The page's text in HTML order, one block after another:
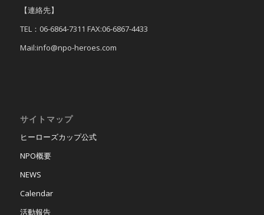
【連絡先】
TEL：06-6864-7311 FAX:06-6867-4433
Mail:info@npo-heroes.com
サイトマップ
ヒーローズカップ公式
NPO概要
NEWS
Calendar
活動報告